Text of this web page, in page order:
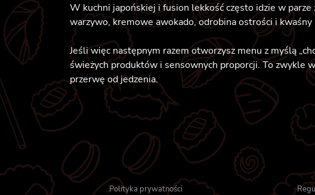
W kuchni japońskiej i fusion lekkość często idzie w
warzywo, kremowe awokado, odrobina ostrości i
Jeśli więc następnym razem otworzysz menu z myślą
świeżych produktów i sensownych proporcji. To zwykle
przerwę od jedzenia.
Polityka prywatności